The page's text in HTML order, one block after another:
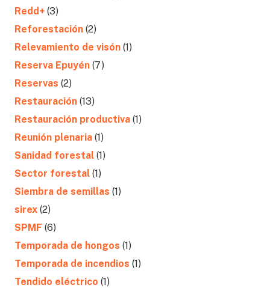
Redd+ (3)
Reforestación (2)
Relevamiento de visón (1)
Reserva Epuyén (7)
Reservas (2)
Restauración (13)
Restauración productiva (1)
Reunión plenaria (1)
Sanidad forestal (1)
Sector forestal (1)
Siembra de semillas (1)
sirex (2)
SPMF (6)
Temporada de hongos (1)
Temporada de incendios (1)
Tendido eléctrico (1)